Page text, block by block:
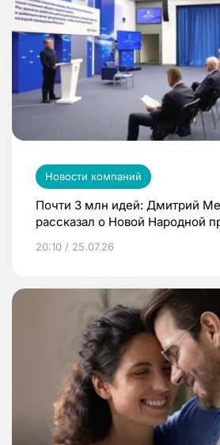
Новости компаний
Почти 3 млн идей: Дмитрий
рассказал о Новой Народной
20:10 / 25.07.26